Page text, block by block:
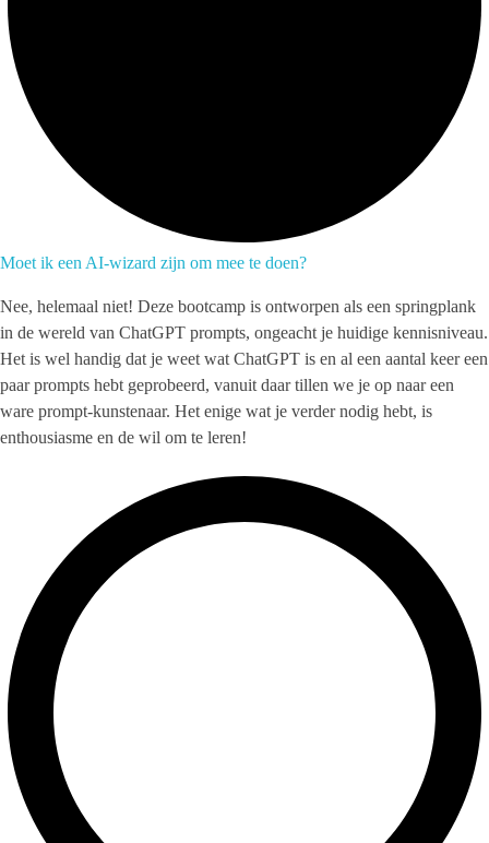
Moet ik een AI-wizard zijn om mee te doen?
Nee, helemaal niet! Deze bootcamp is ontworpen als een springplank
in de wereld van ChatGPT prompts, ongeacht je huidige kennisniveau.
Het is wel handig dat je weet wat ChatGPT is en al een aantal keer een
paar prompts hebt geprobeerd, vanuit daar tillen we je op naar een
ware prompt-kunstenaar. Het enige wat je verder nodig hebt, is
enthousiasme en de wil om te leren!